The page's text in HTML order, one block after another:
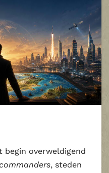
begin overweldigend
commanders, steden